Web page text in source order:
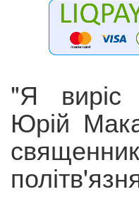
"Я
Юрій